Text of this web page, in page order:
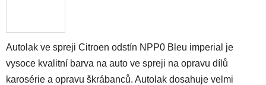
Autolak ve spreji Citroen odstín NPP0 Bleu imperial je
vysoce kvalitní barva na auto ve spreji na opravu dílů
karosérie a opravu škrábanců. Autolak dosahuje velmi